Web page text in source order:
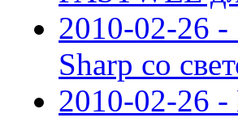
2010-02-26
Sharp со
2010-02-26